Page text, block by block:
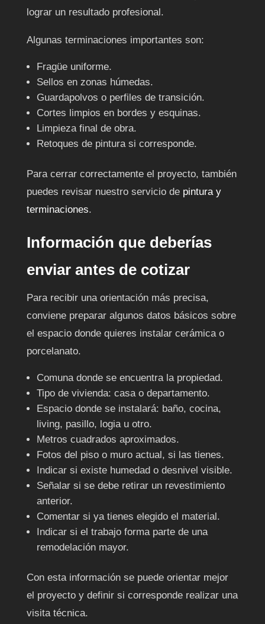
lograr un resultado profesional.
Algunas terminaciones importantes son:
Fragüe uniforme.
Sellos en zonas húmedas.
Guardapolvos o perfiles de transición.
Cortes limpios en bordes y esquinas.
Limpieza final de obra.
Retoques de pintura si corresponde.
Para cerrar correctamente el proyecto, también
puedes revisar nuestro servicio de pintura y
terminaciones.
Información que deberías
enviar antes de cotizar
Para recibir una orientación más precisa,
conviene preparar algunos datos básicos sobre
el espacio donde quieres instalar cerámica o
porcelanato.
Comuna donde se encuentra la propiedad.
Tipo de vivienda: casa o departamento.
Espacio donde se instalará: baño, cocina,
living, pasillo, logia u otro.
Metros cuadrados aproximados.
Fotos del piso o muro actual, si las tienes.
Indicar si existe humedad o desnivel visible.
Señalar si se debe retirar un revestimiento
anterior.
Comentar si ya tienes elegido el material.
Indicar si el trabajo forma parte de una
remodelación mayor.
Con esta información se puede orientar mejor
el proyecto y definir si corresponde realizar una
visita técnica.